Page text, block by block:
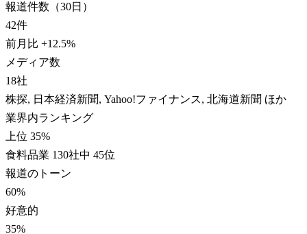
報道件数（30日）
42件
前月比 +12.5%
メディア数
18社
株探, 日本経済新聞, Yahoo!ファイナンス, 北海道新聞 ほか
業界内ランキング
上位 35%
食料品業 130社中 45位
報道のトーン
60%
好意的
35%